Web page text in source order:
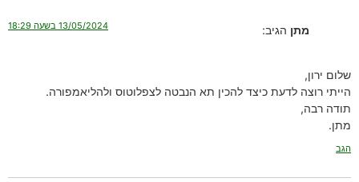
מתן הגיב: 13/05/2024 בשעה 18:29
שלום ירון,
הייתי רוצה לדעת כיצד להכין תא הנבטה לצפלוטוס ולהליאמפורה.
תודה רבה,
מתן.
הגב